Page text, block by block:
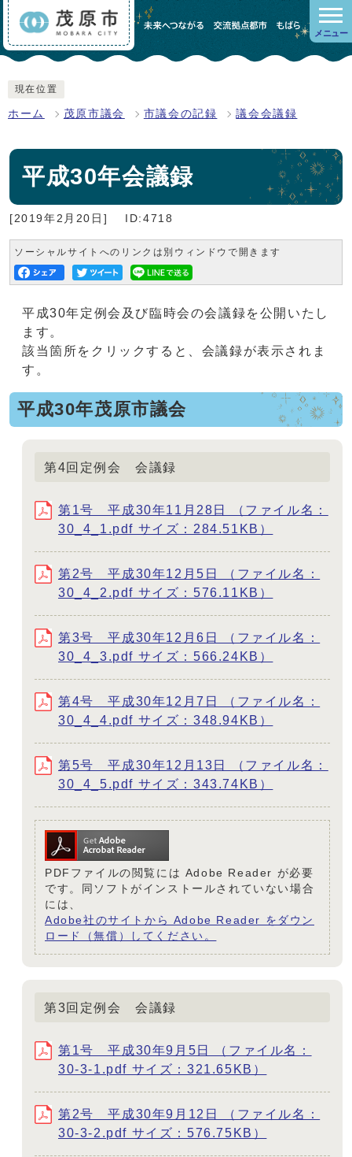
メニュー
現在位置
ホーム 茂原市議会 市議会の記録 議会会議録
平成30年会議録
[2019年2月20日] ID:4718
ソーシャルサイトへのリンクは別ウィンドウで開きます
平成30年定例会及び臨時会の会議録を公開いたし
ます。
該当箇所をクリックすると、会議録が表示されま
す。
平成30年茂原市議会
第4回定例会 会議録
第1号 平成30年11月28日 （ファイル名：
30_4_1.pdf サイズ：284.51KB）
第2号 平成30年12月5日 （ファイル名：
30_4_2.pdf サイズ：576.11KB）
第3号 平成30年12月6日 （ファイル名：
30_4_3.pdf サイズ：566.24KB）
第4号 平成30年12月7日 （ファイル名：
30_4_4.pdf サイズ：348.94KB）
第5号 平成30年12月13日 （ファイル名：
30_4_5.pdf サイズ：343.74KB）
PDFファイルの閲覧には Adobe Reader が必要
です。同ソフトがインストールされていない場合
には、
Adobe社のサイトから Adobe Reader をダウン
ロード（無償）してください。
第3回定例会 会議録
第1号 平成30年9月5日 （ファイル名：
30-3-1.pdf サイズ：321.65KB）
第2号 平成30年9月12日 （ファイル名：
30-3-2.pdf サイズ：576.75KB）